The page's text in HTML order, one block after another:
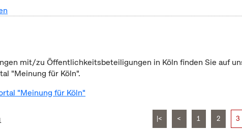
mit/zu Öffentlichkeitsbeteiligungen in Köln finden Sie auf
"Meinung für Köln".
"Meinung für Köln"
|< < 1 2 3